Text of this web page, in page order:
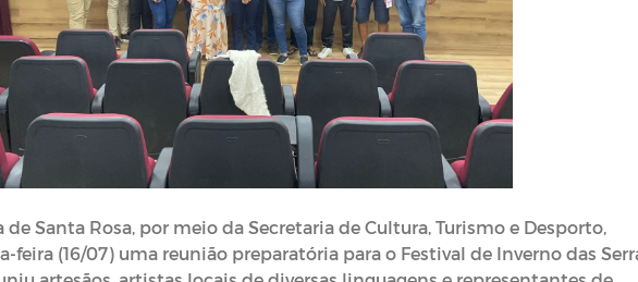
de Santa Rosa, por meio da Secretaria de Cultura, Turismo e Desporto,
feira (16/07) uma reunião preparatória para o Festival de Inverno das